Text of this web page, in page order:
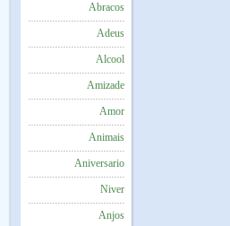
Abracos
Adeus
Alcool
Amizade
Amor
Animais
Aniversario
Niver
Anjos